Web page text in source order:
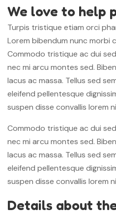
We love to help
Turpis tristique etiam orci
Lorem bibendum nunc morbi
Commodo tristique ac dui
nec mi arcu montes sed.
lacus ac massa. Tellus sed
eleifend pellentesque
suspen disse convallis lorem
Commodo tristique ac dui
nec mi arcu montes sed.
lacus ac massa. Tellus sed
eleifend pellentesque
suspen disse convallis lorem
Details about